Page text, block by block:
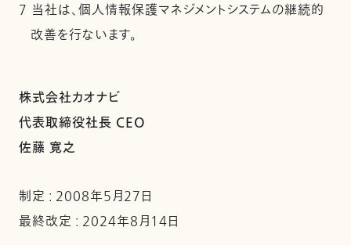
7 当社は、個人情報保護マネジメントシステムの継続的
改善を行ないます。
株式会社カオナビ
代表取締役社長 CEO
佐藤 寛之
制定 : 2008年5月27日
最終改定 : 2024年8月14日